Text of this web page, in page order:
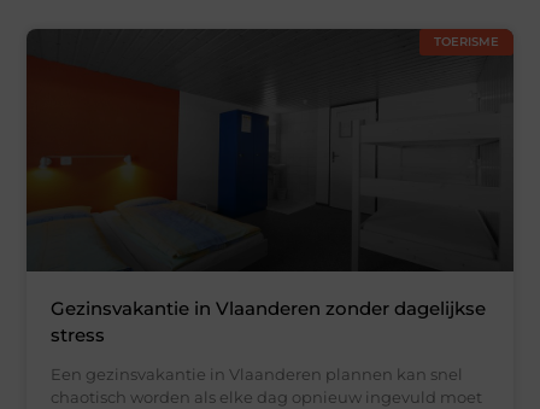
TOERISME
Gezinsvakantie in Vlaanderen zonder dagelijkse
stress
Een gezinsvakantie in Vlaanderen plannen kan snel
chaotisch worden als elke dag opnieuw ingevuld moet